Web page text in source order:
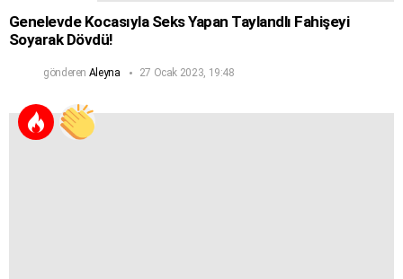
Genelevde Kocasıyla Seks Yapan Taylandlı Fahişeyi
Soyarak Dövdü!
gönderen Aleyna 27 Ocak 2023, 19:48